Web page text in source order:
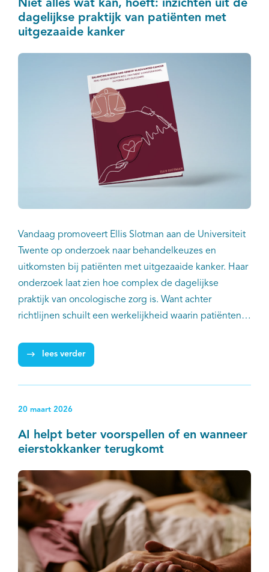
Niet alles wat kan, hoeft: inzichten uit de
dagelijkse praktijk van patiënten met
uitgezaaide kanker
Vandaag promoveert Ellis Slotman aan de Universiteit
Twente op onderzoek naar behandelkeuzes en
uitkomsten bij patiënten met uitgezaaide kanker. Haar
onderzoek laat zien hoe complex de dagelijkse
praktijk van oncologische zorg is. Want achter
richtlijnen schuilt een werkelijkheid waarin patiënten
kunnen afmaken of kiezen voor kwaliteit van leven
boven maximale medische inzet. Het onderzoek laat
passende zorg.
lees verder
20 maart 2026
AI helpt beter voorspellen of en wanneer
eierstokkanker terugkomt